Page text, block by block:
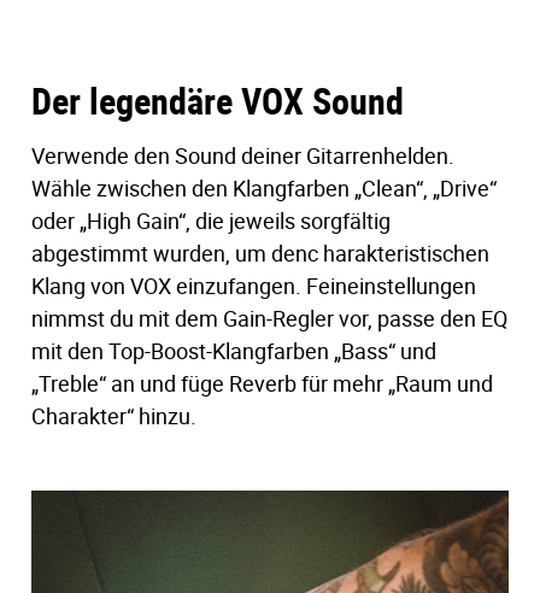
Der legendäre VOX Sound
Verwende den Sound deiner Gitarrenhelden.
Wähle zwischen den Klangfarben „Clean“, „Drive“
oder „High Gain“, die jeweils sorgfältig
abgestimmt wurden, um denc harakteristischen
Klang von VOX einzufangen. Feineinstellungen
nimmst du mit dem Gain-Regler vor, passe den EQ
mit den Top-Boost-Klangfarben „Bass“ und
„Treble“ an und füge Reverb für mehr „Raum und
Charakter“ hinzu.